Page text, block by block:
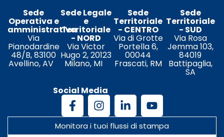
Sede
Operativa e
amministrativa
Via
Pianodardine
48/B, 83100
Avellino, AV
Sede Legale
e
Territoriale
- NORD
Via Victor
Hugo 2, 20123
Milano, MI
Sede
Territoriale
- CENTRO
Via di Grotte
Portella 6,
00044
Frascati, RM
Sede
Territoriale
- SUD
Via Rosa
Jemma 103,
84019
Battipaglia,
SA
Social Media
Monitora i tuoi flussi di stampa